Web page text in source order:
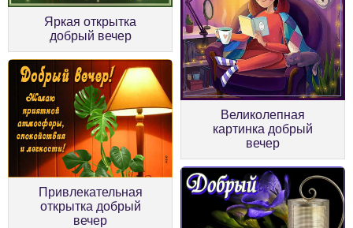
Яркая открытка
добрый вечер
Великолепная
картинка добрый
вечер
Привлекательная
открытка добрый
вечер